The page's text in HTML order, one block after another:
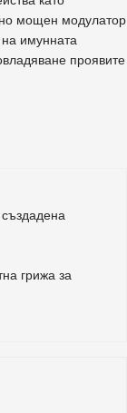
мощен модулатор
имунната
проявите
създадена
грижа за